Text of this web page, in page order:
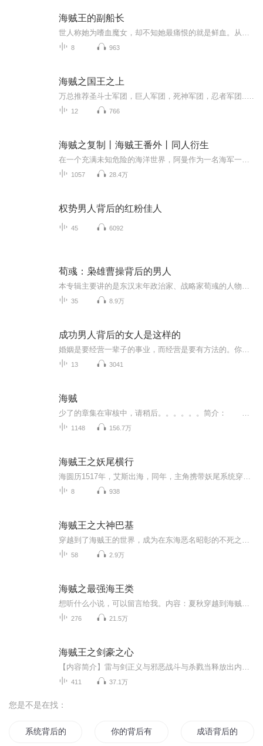
海贼王的副船长
8 963
海贼之国王之上
12 766
海贼之复制丨海贼王番外丨同人衍生
1057 28.4万
权势男人背后的红粉佳人
45 6092
荀彧：枭雄曹操背后的男人
35 8.9万
成功男人背后的女人是这样的
13 3041
海贼
1148 156.7万
海贼王之妖尾横行
8 938
海贼王之大神巴基
58 2.9万
海贼之最强海王类
276 21.5万
海贼王之剑豪之心
411 37.1万
您是不是在找：
系统背后的真 你的背后有我 成语背后的中国人